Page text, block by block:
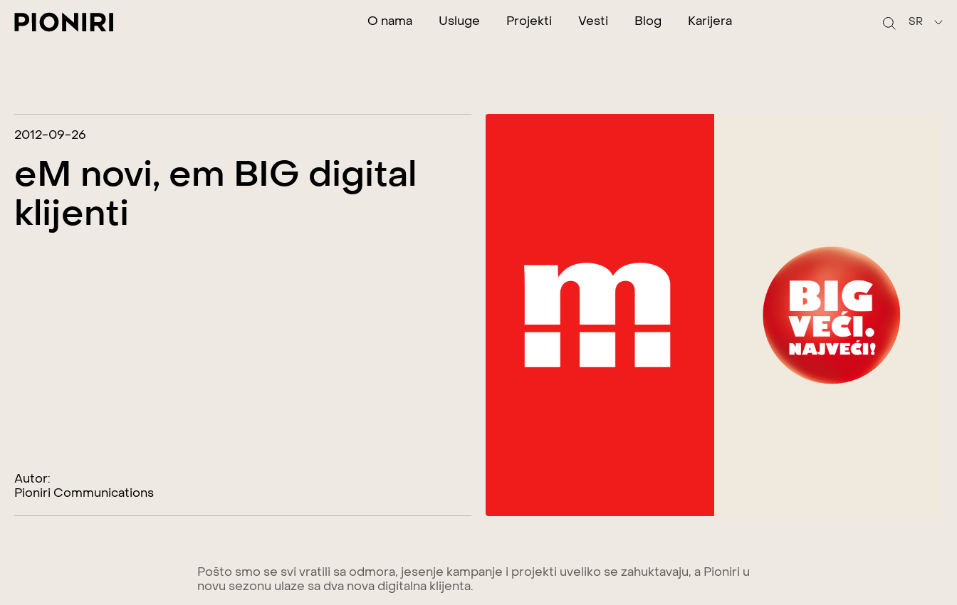
O nama Usluge Projekti Vesti Blog Karijera SR
2012-09-26
eM novi, em BIG digital
klijenti
Autor:
Pioniri Communications
Pošto smo se svi vratili sa odmora, jesenje kampanje i projekti uveliko se zahuktavaju, a Pioniri u
novu sezonu ulaze sa dva nova digitalna klijenta.